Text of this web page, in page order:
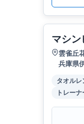
マシ
雲雀丘
兵庫県
タオルレ
トレーナ